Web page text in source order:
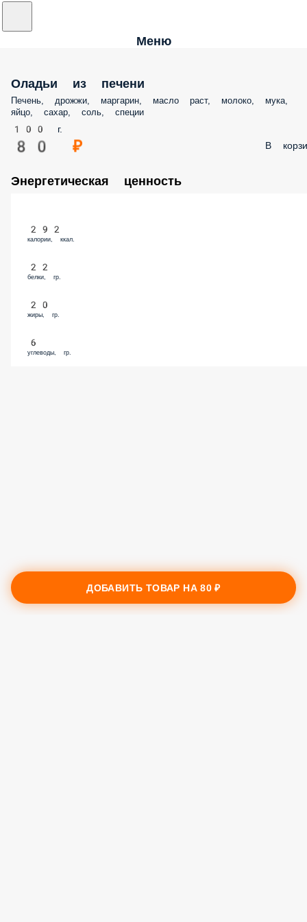
Меню
Оладьи из печени
Печень, дрожжи, маргарин, масло раст, молоко, мука,
яйцо, сахар, соль, специи
100 г.
80 ₽ В
Энергетическая ценность
292
калории, ккал.
22
белки, гр.
20
жиры, гр.
6
углеводы, гр.
ДОБАВИТЬ ТОВАР НА80 ₽